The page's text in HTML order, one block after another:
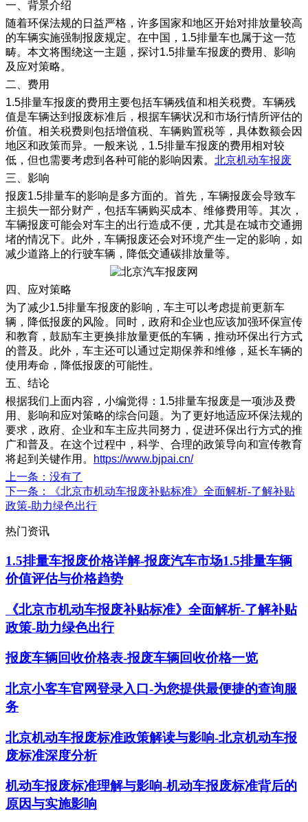
一、背景介绍
随着环保法规的日益严格，许多国家和地区开始对排放量较高
的车辆实施强制报废规定。在中国，1.5排量车也属于这一范
畴。本文将围绕这一主题，探讨1.5排量车报废的费用、影响
及应对策略。
二、费用
1.5排量车报废的费用主要包括车辆残值和相关税费。车辆残
值是车辆达到报废标准后，根据车辆状况和市场行情所评估的
价值。相关税费则包括增值税、车辆购置税等，具体数额会因
地区和政策而异。一般来说，1.5排量车报废的费用相对较
低，但也需要考虑到各种可能的影响因素。 北京机动车报废
三、影响
报废1.5排量车的影响是多方面的。首先，车辆报废会导致车
主损失一部分财产，包括车辆购买成本、维修费用等。其次，
车辆报废可能会对车主的出行造成不便，尤其是在城市交通拥
堵的情况下。此外，车辆报废还会对环境产生一定的影响，如
减少道路上的行驶车辆，降低交通碳排放量等。
四、应对策略
为了减少1.5排量车报废的影响，车主可以考虑提前更新车
辆，降低报废的风险。同时，政府和企业也应该加强环保宣传
和教育，鼓励车主更换排放量更低的车辆，推动环保出行方式
的普及。此外，车主还可以通过定期保养和维修，延长车辆的
使用寿命，降低报废的可能性。
五、结论
根据我们上面内容，小编觉得：1.5排量车报废是一项涉及费
用、影响和应对策略的综合问题。为了更好地适应环保法规的
要求，政府、企业和车主应共同努力，促进环保出行方式的推
广和普及。在这个过程中，科学、合理的政策导向和宣传教育
将起到关键作用。
https://www.bjpai.cn/
上一条 ：没有了
下一条 ：《北京市机动车报废补贴标准》全面解析-了解补贴
政策-助力绿色出行
热门资讯
1.5排量车报废价格详解-报废汽车市场1.5排量车辆
价值评估与价格趋势
《北京市机动车报废补贴标准》全面解析-了解补贴
政策-助力绿色出行
报废车辆回收价格表-报废车辆回收价格一览
北京小客车官网登录入口-为您提供最便捷的查询服
务
北京机动车报废标准政策解读与影响-北京机动车报
废标准深度分析
机动车报废标准理解与影响-机动车报废标准背后的
原因与实施影响